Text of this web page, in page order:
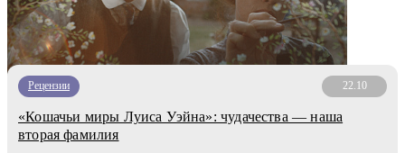
Рецензии 22.10
«Кошачьи миры Луиса Уэйна»: чудачества — наша
вторая фамилия